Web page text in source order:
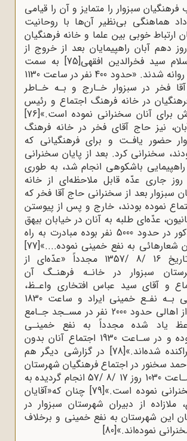
سبزوار را متمایز و آن را قیامی
هماهنگی بی‌نظیر آن‌ها با روحانیت
ارتباط خوبی بین علما و خانه فرهنگیان
روز دهم آبان راهپیمایان بعد از خروج از
سید فخرالدین افقهی[75]
به سمت
خانه فرهنگیان روانه شدند. «حدود 400 نفر در ساعت 1130
فخر در سبزوار خـارج و بـه خـاطر
در خانه فرهنگ اجتماع و رئیس
برای آنان سخنرانی نموده است.»[76]
نیز حاج آقای فخر در خانه فرهنگ
حضور یافـت و برای فرهنگیانی که
سخنرانی کرد. بعد از پایان سخنرانی
باشکوهی انجام شد، به طوری
روز جاری عدّه قابل ملاحظه‌ای از خانه
سبزوار بعد از سخنرانی حاج آقا فخر که
نموده بودند، خارج و پس از پیوستن
عدّه‌ای طلبه به آنان در خیابان بیهق
که جمعیت مذکور در حدود 5000 نفر بوده مبادرت به راه
شعارهائی به نفع خمینی نموده....»[77]
همچنین در تاریخ 16 /8 /1357 مجدداً «عدّه‌ای از
سبزوار در خانـه فرهنـگ آن
و آقای سید عباس افتخاری واعـظ،
سـخنرانی‌هـائی بـه نفـع خمینی ایراد و ساعت 1830
مجدداً عدّه‌ای از اهالی حدود 2000 نفر در مسـجد جـامع
یاد شده مجدداً به نفع خمینـی
سـخنرانی نمـوده و در سـاعت 1930 اجتماع آنان بدون
شده‌اند.»[78]
در گزارشی دیگر هم
سخنور در اجتماع فرهنگیان شهرستان
سبزوار که در سـاعت 1030 روز 17 /8 /57 انجام گردیده به
نموده است.»[79]
چنان که«آقایان
ملازاده از دبیران شهرستان سبزوار در
این شهرستان به نفع خمینی و برخلاف
نموده‌اند.»[80]